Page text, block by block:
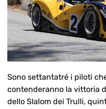
Sono settantatré i piloti
contenderanno la vittoria
dello Slalom dei Trulli,